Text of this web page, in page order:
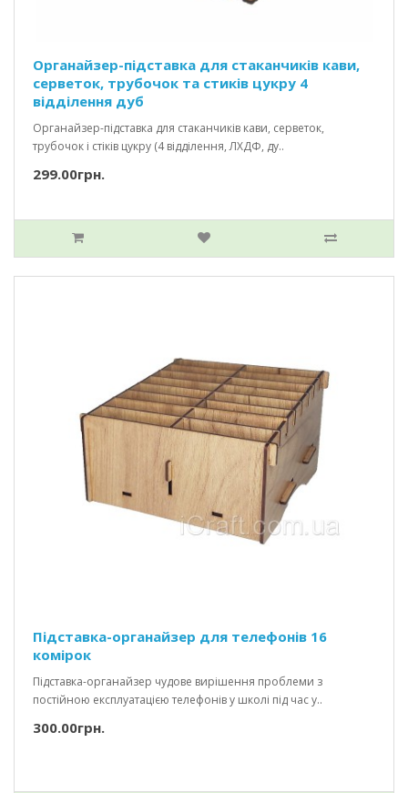
Органайзер-підставка для стаканчиків кави,
серветок, трубочок та стиків цукру 4
відділення дуб
Органайзер-підставка для стаканчиків кави, серветок,
трубочок і стіків цукру (4 відділення, ЛХДФ, ду..
299.00грн.
Підставка-органайзер для телефонів 16
комірок
Підставка-органайзер чудове вирішення проблеми з
постійною експлуатацією телефонів у школі під час у..
300.00грн.